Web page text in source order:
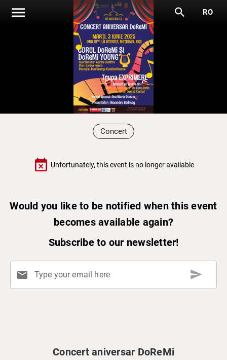
menu search RO
Concert
event_busy Unfortunately, this event is no longer available
Would you like to be notified when this event
becomes available again?
Subscribe to our newsletter!
mail Type your email here send
Concert aniversar DoReMi